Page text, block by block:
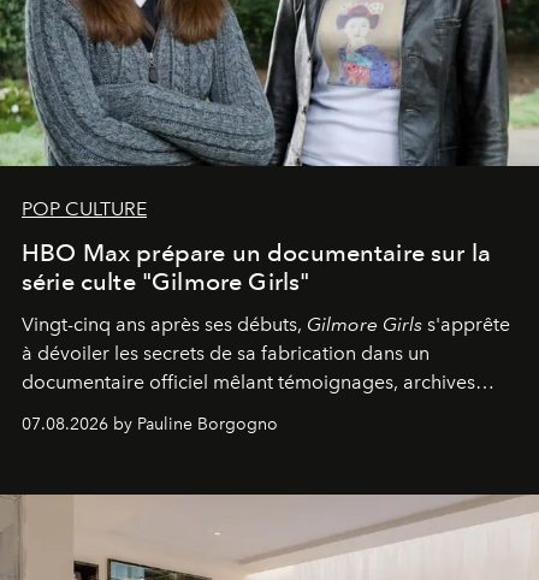
POP CULTURE
HBO Max prépare un documentaire sur la
série culte "Gilmore Girls"
Vingt-cinq ans après ses débuts, Gilmore Girls s'apprête
à dévoiler les secrets de sa fabrication dans un
documentaire officiel mêlant témoignages, archives
inédites et plongée dans les coulisses d'un phénomène
générationnel.
07.08.2026 by Pauline Borgogno